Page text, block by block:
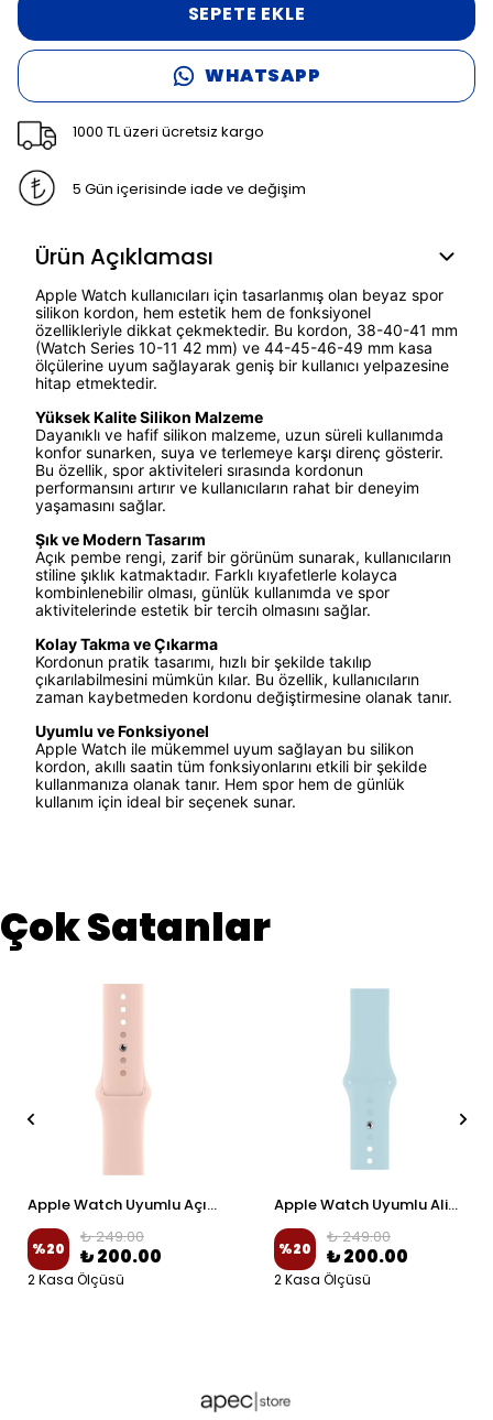
SEPETE EKLE
WHATSAPP
1000 TL üzeri ücretsiz kargo
5 Gün içerisinde iade ve değişim
Ürün Açıklaması
Apple Watch kullanıcıları için tasarlanmış olan beyaz spor
silikon kordon, hem estetik hem de fonksiyonel
özellikleriyle dikkat çekmektedir. Bu kordon, 38-40-41 mm
(Watch Series 10-11 42 mm) ve 44-45-46-49 mm kasa
ölçülerine uyum sağlayarak geniş bir kullanıcı yelpazesine
hitap etmektedir.
Yüksek Kalite Silikon Malzeme
Dayanıklı ve hafif silikon malzeme, uzun süreli kullanımda
konfor sunarken, suya ve terlemeye karşı direnç gösterir.
Bu özellik, spor aktiviteleri sırasında kordonun
performansını artırır ve kullanıcıların rahat bir deneyim
yaşamasını sağlar.
Şık ve Modern Tasarım
Açık pembe rengi, zarif bir görünüm sunarak, kullanıcıların
stiline şıklık katmaktadır. Farklı kıyafetlerle kolayca
kombinlenebilir olması, günlük kullanımda ve spor
aktivitelerinde estetik bir tercih olmasını sağlar.
Kolay Takma ve Çıkarma
Kordonun pratik tasarımı, hızlı bir şekilde takılıp
çıkarılabilmesini mümkün kılar. Bu özellik, kullanıcıların
zaman kaybetmeden kordonu değiştirmesine olanak tanır.
Uyumlu ve Fonksiyonel
Apple Watch ile mükemmel uyum sağlayan bu silikon
kordon, akıllı saatin tüm fonksiyonlarını etkili bir şekilde
kullanmanıza olanak tanır. Hem spor hem de günlük
kullanım için ideal bir seçenek sunar.
Çok Satanlar
Apple Watch Uyumlu Açık Pembe Spor Silikon Kordon
%20
₺ 249.00
₺ 200.00
2 Kasa Ölçüsü
Apple Watch Uyumlu Alice Mavi Spor Silikon Kordon
%20
₺ 249.00
₺ 200.00
2 Kasa Ölçüsü